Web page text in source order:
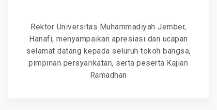
Rektor Universitas Muhammadiyah Jember,
Hanafi, menyampaikan apresiasi dan ucapan
selamat datang kepada seluruh tokoh bangsa,
pimpinan persyarikatan, serta peserta Kajian
Ramadhan